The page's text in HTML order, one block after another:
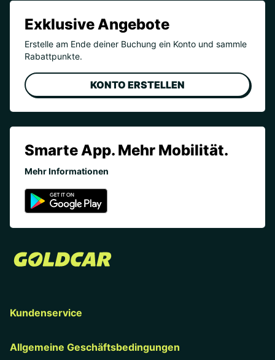
Exklusive Angebote
Erstelle am Ende deiner Buchung ein Konto und sammle
Rabattpunkte.
KONTO ERSTELLEN
Smarte App. Mehr Mobilität.
Mehr Informationen
Kundenservice
Allgemeine Geschäftsbedingungen